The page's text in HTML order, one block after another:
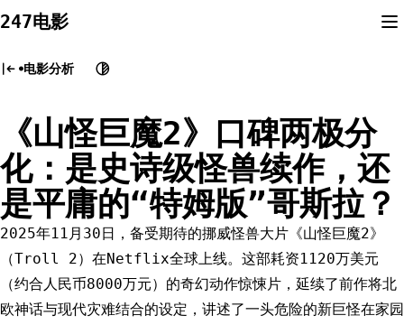
to
247电影
电影分析
《山怪巨魔2》口碑两极分
化：是史诗级怪兽续作，还
是平庸的“特姆版”哥斯拉？
2025年11月30日，备受期待的挪威怪兽大片《山怪巨魔2》
（Troll 2）在Netflix全球上线。这部耗资1120万美元
（约合人民币8000万元）的奇幻动作惊悚片，延续了前作将北
欧神话与现代灾难结合的设定，讲述了一头危险的新巨怪在家园